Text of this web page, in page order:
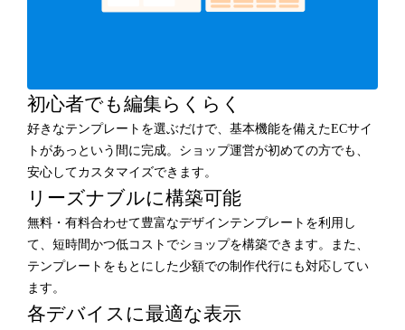
初心者でも編集らくらく
好きなテンプレートを選ぶだけで、基本機能を備えたECサイ
トがあっという間に完成。ショップ運営が初めての方でも、
安心してカスタマイズできます。
リーズナブルに構築可能
無料・有料合わせて豊富なデザインテンプレートを利用し
て、短時間かつ低コストでショップを構築できます。また、
テンプレートをもとにした少額での制作代行にも対応してい
ます。
各デバイスに最適な表示